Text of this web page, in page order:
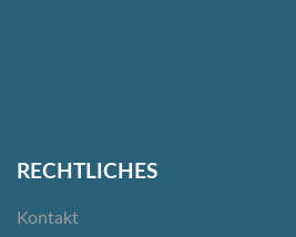
RECHTLICHES
Kontakt